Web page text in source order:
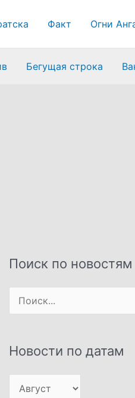
Факт Огни
Бегущая строка
Поиск по новостям
Поиск:
Новости по датам